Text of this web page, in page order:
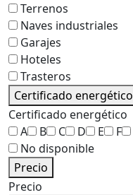
Terrenos
Naves industriales
Garajes
Hoteles
Trasteros
Certificado energético
Certificado energético
A
B C D E F
No disponible
Precio
Precio